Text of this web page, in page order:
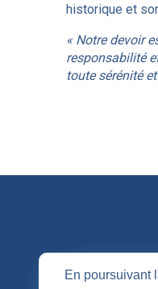
En poursuivant
historique et
« Notre devoir
responsabilité
toute sérénité